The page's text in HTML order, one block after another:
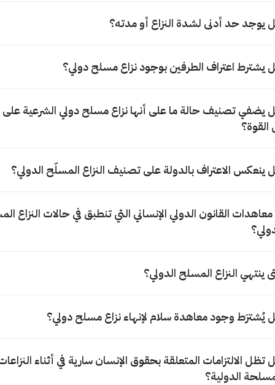
يوجد حد أدنى لشدة النزاع أو مدته؟
يشترط اعتراف الطرفين بوجود نزاع مسلح دولي؟
يضفي تصنيف حالة ما على أنها نزاع مسلح دولي الشرعية على
القوة؟
ينعكس الاعتراف بالدولة على تصنيف النزاع المسلّح الدولي؟
معاهدات القانون الدولي الإنساني التي تنطبق في حالات النزاع
ينتهي النزاع المسلح الدولي؟
يُشترَط وجود معاهدة سلام لإنهاء نزاع مسلح دولي؟
تظل الالتزامات المتعلقة بحقوق الإنسان سارية في أثناء
الدولية؟